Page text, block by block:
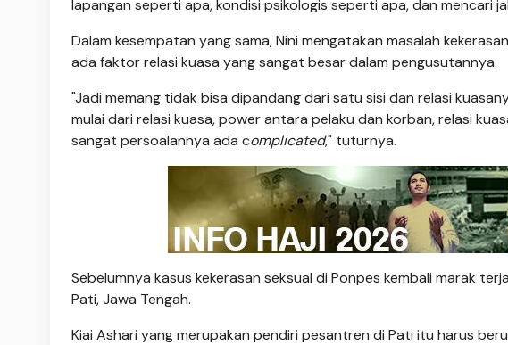
lapangan seperti apa, kondisi psikologis seperti apa, dan mencari
Dalam kesempatan yang sama, Nini mengatakan masalah
ada faktor relasi kuasa yang sangat besar dalam pengusutannya.
"Jadi memang tidak bisa dipandang dari satu sisi dan relasi
mulai dari relasi kuasa, power antara pelaku dan korban, relasi
sangat persoalannya ada complicated," tuturnya.
Sebelumnya kasus kekerasan seksual di Ponpes kembali marak
Pati, Jawa Tengah.
Kiai Ashari yang merupakan pendiri pesantren di Pati itu harus